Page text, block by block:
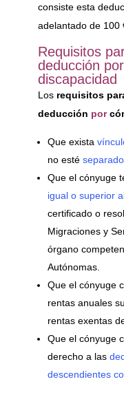
consiste esta
adelantado de 100
Requisitos
deducción
discapacidad
Losrequisitos
deducción por
Que exista
no esté separado
Que el cónyuge
igual o superior
certificado o
Migraciones y
órgano
Autónomas.
Que el cónyuge
rentas anuales
rentas exentas
Que el cónyuge
derecho a las
descendientes